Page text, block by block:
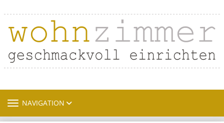
TOGGLE NAVIGATION
NAVIGATION